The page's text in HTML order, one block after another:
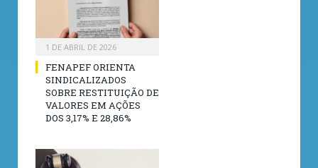
1 DE ABRIL DE 2026
FENAPEF ORIENTA
SINDICALIZADOS
SOBRE RESTITUIÇÃO DE
VALORES EM AÇÕES
DOS 3,17% E 28,86%